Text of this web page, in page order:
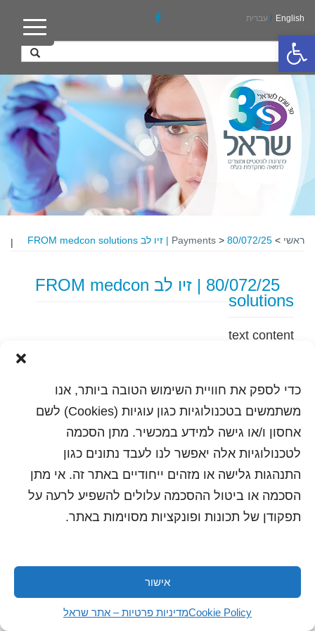
פתח סרגל נגישות
כדי לספק את חוויית השימוש הטובה ביותר, אנו
משתמשים בטכנולוגיות כגון עוגיות (Cookies) לשם
אחסון ו/או גישה למידע במכשיר. מתן הסכמה
לטכנולוגיות אלה יאפשר לנו לעבד נתונים כגון
התנהגות גלישה או מזהים ייחודיים באתר זה. אי מתן
הסכמה או ביטול ההסכמה עלולים להשפיע לרעה על
תפקודן של תכונות ופונקציות מסוימות באתר.
אישור
Cookie Policyמדיניות פרטיות – אתר שראל
English
/ עברית
ראשי >
Payments > 80/072/25 | זיו לב FROM medcon solutions |
80/072/25 | זיו לב FROM medcon
solutions
text content
כל הזכויות שמורות לשראל 2018 | עיצוב ותכנות: סטודיו
"היוצרים"